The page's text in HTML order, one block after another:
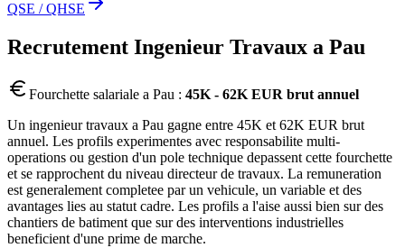
QSE / QHSE
Recrutement Ingenieur Travaux a Pau
Fourchette salariale a Pau : 45K - 62K EUR brut annuel
Un ingenieur travaux a Pau gagne entre 45K et 62K EUR brut
annuel. Les profils experimentes avec responsabilite multi-
operations ou gestion d'un pole technique depassent cette fourchette
et se rapprochent du niveau directeur de travaux. La remuneration
est generalement completee par un vehicule, un variable et des
avantages lies au statut cadre. Les profils a l'aise aussi bien sur des
chantiers de batiment que sur des interventions industrielles
beneficient d'une prime de marche.